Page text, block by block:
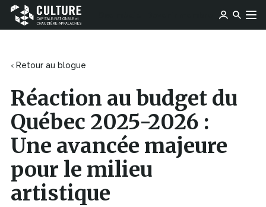
Aller au contenu
Culture
Capitale-
Chaudière-
fenêtre
‹ Retour au blogue
Réaction au budget du
Québec 2025-2026 :
Une avancée majeure
pour le milieu
artistique